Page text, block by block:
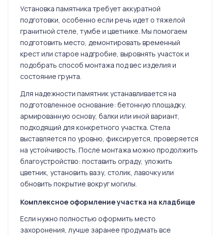
Установка памятника требует аккуратной
подготовки, особенно если речь идет о тяжелой
гранитной стеле, тумбе и цветнике. Мы помогаем
подготовить место, демонтировать временный
крест или старое надгробие, выровнять участок и
подобрать способ монтажа под вес изделия и
состояние грунта.
Для надежности памятник устанавливается на
подготовленное основание: бетонную площадку,
армированную основу, балки или иной вариант,
подходящий для конкретного участка. Стела
выставляется по уровню, фиксируется, проверяется
на устойчивость. После монтажа можно продолжить
благоустройство: поставить ограду, уложить
цветник, установить вазу, столик, лавочку или
обновить покрытие вокруг могилы.
Комплексное оформление участка на кладбище
Если нужно полностью оформить место
захоронения, лучше заранее продумать все